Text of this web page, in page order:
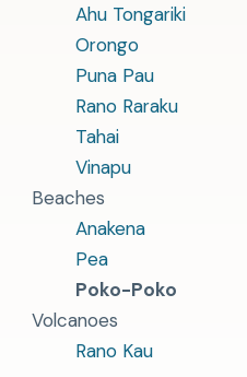
Ahu Tongariki
Orongo
Puna Pau
Rano Raraku
Tahai
Vinapu
Beaches
Anakena
Pea
Poko-Poko
Volcanoes
Rano Kau